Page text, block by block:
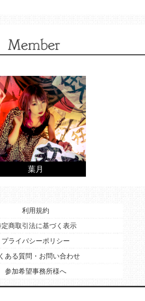
葉月
利用規約
定商取引法に基づく表示
プライバシーポリシー
ある質問・お問い合わせ
参加希望事務所様へ